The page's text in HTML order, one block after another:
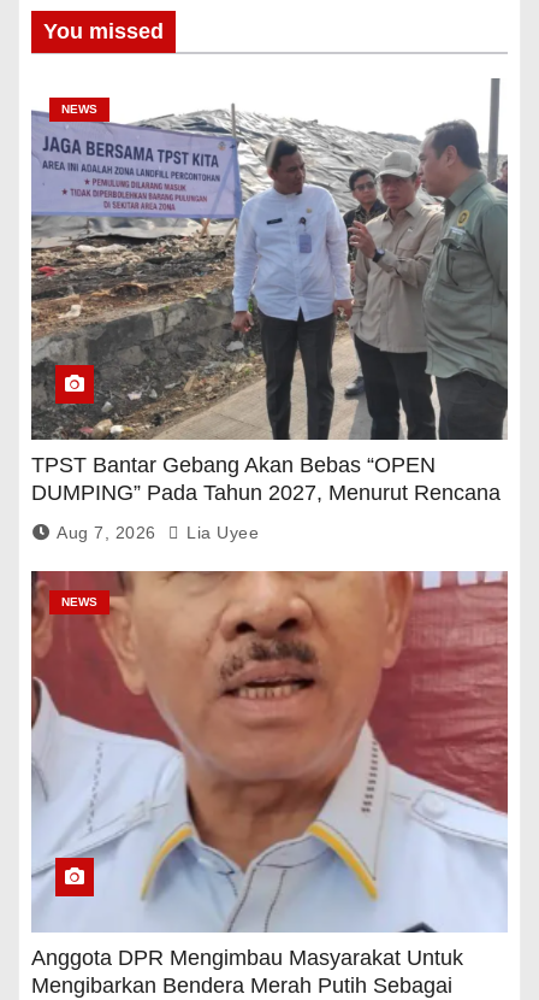
You missed
NEWS
TPST Bantar Gebang Akan Bebas “OPEN
DUMPING” Pada Tahun 2027, Menurut Rencana
Pemerintah
Aug 7, 2026 Lia Uyee
NEWS
Anggota DPR Mengimbau Masyarakat Untuk
Mengibarkan Bendera Merah Putih Sebagai